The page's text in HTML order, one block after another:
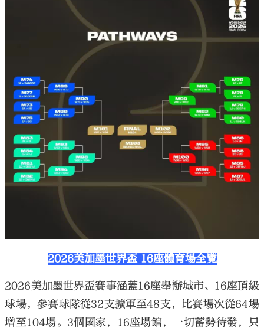
2026美加墨世界盃 16座體育場全覽
2026美加墨世界盃賽事涵蓋16座舉辦城市、16座頂級
球場，參賽球隊從32支擴軍至48支，比賽場次從64場
增至104場。3個國家，16座場館，一切蓄勢待發，只